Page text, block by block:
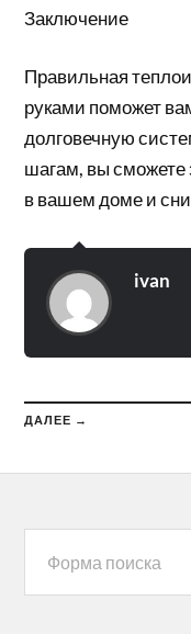
Заключение
Правильная
руками поможет
долговечную
шагам, вы сможете
в вашем доме и
ivan
ДАЛЕЕ →